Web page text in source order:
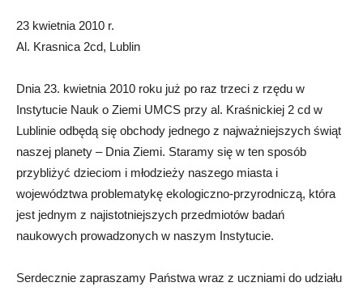
23 kwietnia 2010 r.
Al. Krasnica 2cd, Lublin
Dnia 23. kwietnia 2010 roku już po raz trzeci z rzędu w
Instytucie Nauk o Ziemi UMCS przy al. Kraśnickiej 2 cd w
Lublinie odbędą się obchody jednego z najważniejszych świąt
naszej planety – Dnia Ziemi. Staramy się w ten sposób
przybliżyć dzieciom i młodzieży naszego miasta i
województwa problematykę ekologiczno-przyrodniczą, która
jest jednym z najistotniejszych przedmiotów badań
naukowych prowadzonych w naszym Instytucie.
Serdecznie zapraszamy Państwa wraz z uczniami do udziału